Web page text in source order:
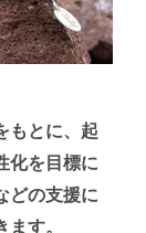
もとに、起
化を目標に
どの支援に
す。